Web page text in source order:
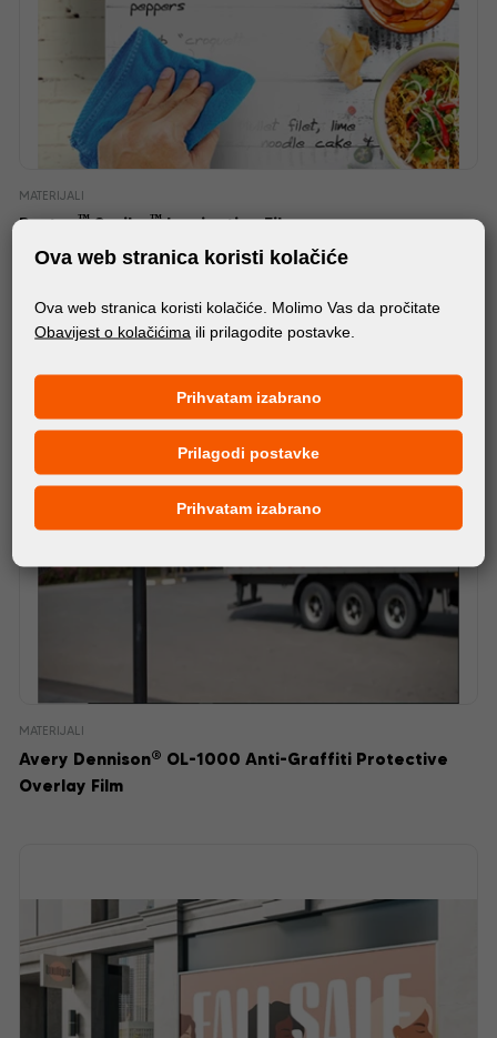
MATERIJALI
Protac™Scribe™Laminating Film
MATERIJALI
Avery Dennison® OL-1000 Anti-Graffiti Protective
Overlay Film
Ova web stranica koristi kolačiće
Ova web stranica koristi kolačiće. Molimo Vas da pročitate
Obavijest o kolačićima ili prilagodite postavke.
Prihvatam izabrano
Prilagodi postavke
Prihvatam izabrano